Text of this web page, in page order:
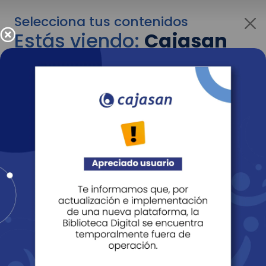
Selecciona tus contenidos
Estás viendo:Cajasan
para personas
Para cambiar al contenido de tu interés más
adelante recuerda utilizar el menú
Entendido